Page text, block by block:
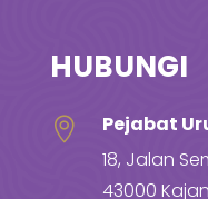
HUBUNGI

Pejabat
18, Jalan
43000